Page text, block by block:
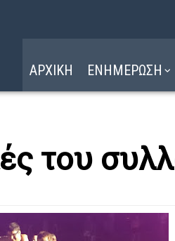
ΑΡΧΙΚΗ ΕΝΗΜΕΡΩΣΗ
του